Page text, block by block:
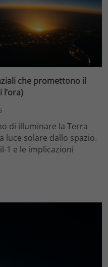
che promettono il
di illuminare la Terra
solare dallo spazio.
1 e le implicazioni